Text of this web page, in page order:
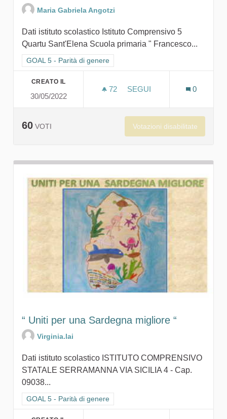
Maria Gabriela Angotzi
Dati istituto scolastico Istituto Comprensivo 5
Quartu Sant'Elena Scuola primaria " Francesco...
Filtra i risultati per categoria: GOAL 5 - Parità di genere
GOAL 5 - Parità di genere
CREATO IL
30/05/2022
72 72 SOSTENITORI
SEGUI
0
60 VOTI Votazioni disabilitate
“ Uniti per una Sardegna migliore “
Virginia.lai
Dati istituto scolastico ISTITUTO COMPRENSIVO
STATALE SERRAMANNA VIA SICILIA 4 - Cap.
09038...
Filtra i risultati per categoria: GOAL 5 - Parità di genere
GOAL 5 - Parità di genere